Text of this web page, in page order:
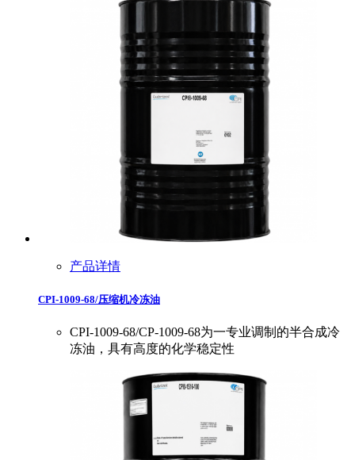
产品详情
CPI-1009-68/压缩机冷冻油
CPI-1009-68/CP-1009-68为一专业调制的半合成冷
冻油，具有高度的化学稳定性